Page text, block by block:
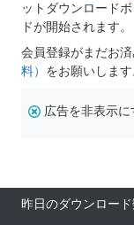
ットダウンロード
ドが開始されます。
会員登録がまだお済
料） をお願いします
広告を非表示に
昨日のダウンロー